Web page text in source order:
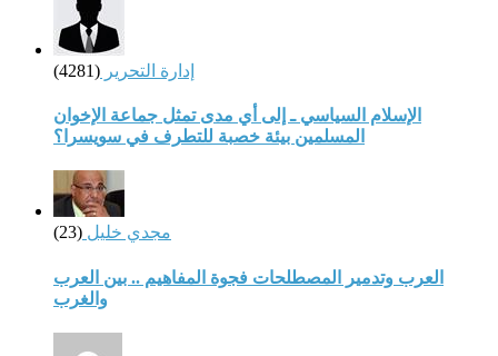
إدارة التحرير (4281)
الإسلام السياسي ـ إلى أي مدى تمثل جماعة الإخوان
المسلمين بيئة خصبة للتطرف في سويسرا؟
مجدي خليل (23)
العرب وتدمير المصطلحات فجوة المفاهيم .. بين العرب
والغرب